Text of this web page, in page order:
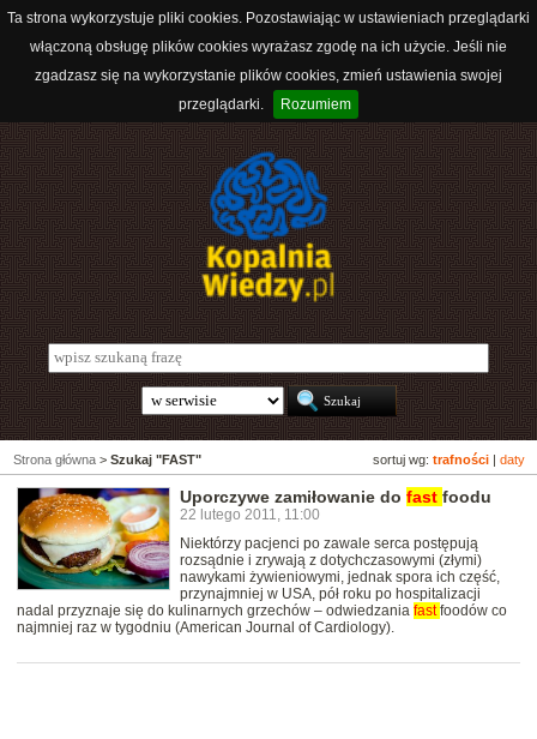
Ta strona wykorzystuje pliki cookies. Pozostawiając w ustawieniach przeglądarki
włączoną obsługę plików cookies wyrażasz zgodę na ich użycie. Jeśli nie
zgadzasz się na wykorzystanie plików cookies, zmień ustawienia swojej
przeglądarki.
Rozumiem
sortuj wg: trafności daty
Strona główna > Szukaj "FAST"
Uporczywe zamiłowanie do fast foodu
22 lutego 2011, 11:00
Niektórzy pacjenci po zawale serca postępują
rozsądnie i zrywają z dotychczasowymi (złymi)
nawykami żywieniowymi, jednak spora ich część,
przynajmniej w USA, pół roku po hospitalizacji
nadal przyznaje się do kulinarnych grzechów – odwiedzania fastfoodów co
najmniej raz w tygodniu (American Journal of Cardiology).